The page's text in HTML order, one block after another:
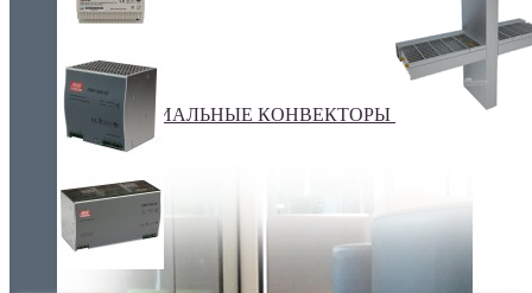
СПЕЦИАЛЬНЫЕ КОНВЕКТОРЫ